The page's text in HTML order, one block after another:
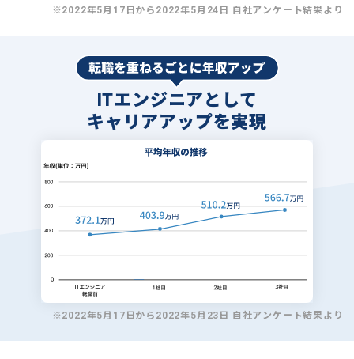
※2022年5月17日から2022年5月24日 自社アンケート結果より
ITエンジニアとして
キャリアアップを実現
※2022年5月17日から2022年5月23日 自社アンケート結果より